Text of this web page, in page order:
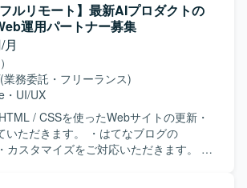
ルリモート】最新AIプロダクトの
運用パートナー募集
月
(業務委託・フリーランス)
・ UI/UX
/ CSSを使ったWebサイトの更新・
いただきます。 ・はてなブログの
カスタマイズをご対応いただきます。 ・